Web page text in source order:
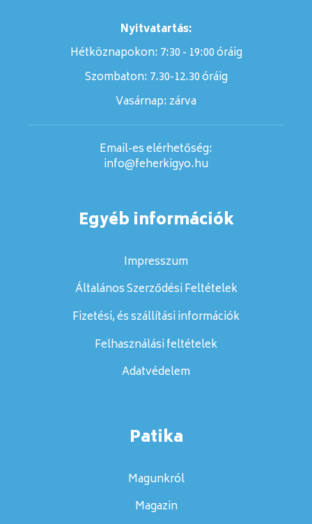
Nyitvatartás:
Hétköznapokon: 7:30 - 19:00 óráig
Szombaton:7.30-12.30 óráig
Vasárnap:zárva
Email-es elérhetőség:
info@feherkigyo.hu
Egyéb információk
Impresszum
Általános Szerződési Feltételek
Fizetési, és szállítási információk
Felhasználási feltételek
Adatvédelem
Patika
Magunkról
Magazin